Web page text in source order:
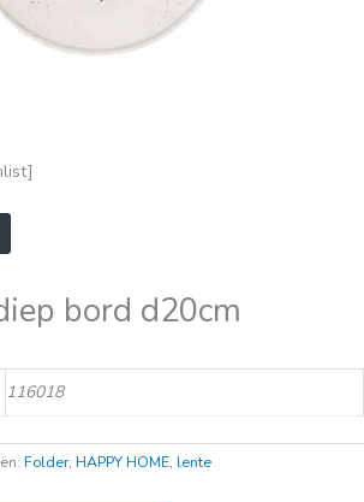
bord d20cm
116018
Folder, HAPPY HOME, lente